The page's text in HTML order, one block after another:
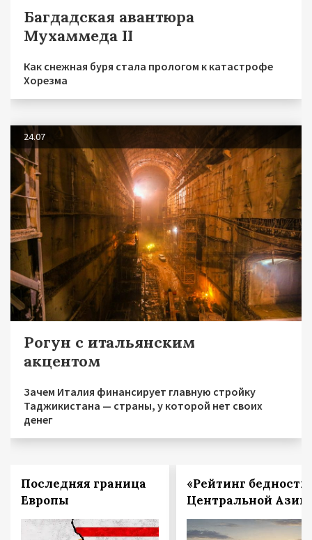
Багдадская авантюра
Мухаммеда II
Как снежная буря стала прологом к катастрофе
Хорезма
24.07
Рогун с итальянским
акцентом
Зачем Италия финансирует главную стройку
Таджикистана — страны, у которой нет своих
денег
Последняя граница
Европы
«Рейтинг
Центральной Азии